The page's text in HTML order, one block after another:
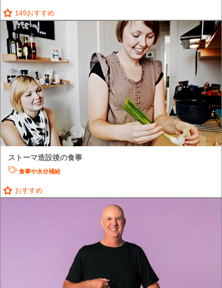
149おすすめ
ストーマ造設後の食事
食事や水分補給
おすすめ